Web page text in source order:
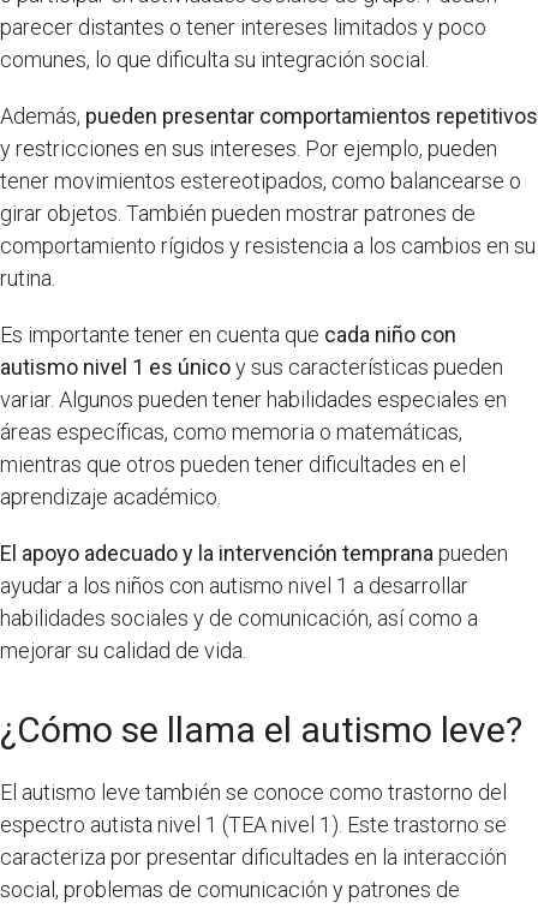
parecer distantes o tener intereses limitados y poco
comunes, lo que dificulta su integración social.
Además, pueden presentar comportamientos repetitivos
y restricciones en sus intereses. Por ejemplo, pueden
tener movimientos estereotipados, como balancearse o
girar objetos. También pueden mostrar patrones de
comportamiento rígidos y resistencia a los cambios en su
rutina.
Es importante tener en cuenta que cada niño con
autismo nivel 1 es únicoy sus características pueden
variar. Algunos pueden tener habilidades especiales en
áreas específicas, como memoria o matemáticas,
mientras que otros pueden tener dificultades en el
aprendizaje académico.
El apoyo adecuado y la intervención temprana pueden
ayudar a los niños con autismo nivel 1 a desarrollar
habilidades sociales y de comunicación, así como a
mejorar su calidad de vida.
¿Cómo se llama el autismo leve?
El autismo leve también se conoce como trastorno del
espectro autista nivel 1 (TEA nivel 1). Este trastorno se
caracteriza por presentar dificultades en la interacción
social, problemas de comunicación y patrones de